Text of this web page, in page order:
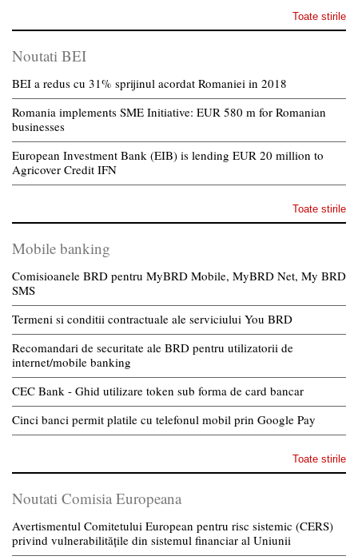
Toate stirile
Noutati BEI
BEI a redus cu 31% sprijinul acordat Romaniei in 2018
Romania implements SME Initiative: EUR 580 m for Romanian
businesses
European Investment Bank (EIB) is lending EUR 20 million to
Agricover Credit IFN
Toate stirile
Mobile banking
Comisioanele BRD pentru MyBRD Mobile, MyBRD Net, My BRD
SMS
Termeni si conditii contractuale ale serviciului You BRD
Recomandari de securitate ale BRD pentru utilizatorii de
internet/mobile banking
CEC Bank - Ghid utilizare token sub forma de card bancar
Cinci banci permit platile cu telefonul mobil prin Google Pay
Toate stirile
Noutati Comisia Europeana
Avertismentul Comitetului European pentru risc sistemic (CERS)
privind vulnerabilitățile din sistemul financiar al Uniunii